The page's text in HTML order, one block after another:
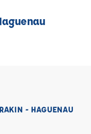
- HAGUENAU